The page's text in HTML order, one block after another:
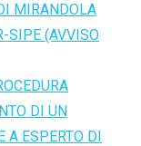
MIRANDOLA
SIPE (AVVISO
DI UN
A ESPERTO DI